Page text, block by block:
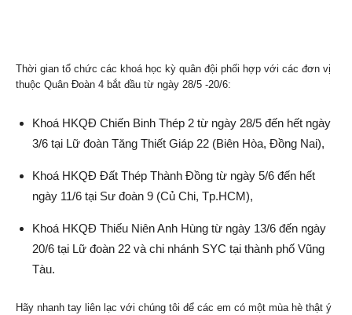
Thời gian tổ chức các khoá học kỳ quân đội phối hợp với các đơn vị
thuộc Quân Đoàn 4 bắt đầu từ ngày 28/5 -20/6:
Khoá HKQĐ Chiến Binh Thép 2 từ ngày 28/5 đến hết ngày
3/6 tại Lữ đoàn Tăng Thiết Giáp 22 (Biên Hòa, Đồng Nai),
Khoá HKQĐ Đất Thép Thành Đồng từ ngày 5/6 đến hết
ngày 11/6 tại Sư đoàn 9 (Củ Chi, Tp.HCM),
Khoá HKQĐ Thiếu Niên Anh Hùng từ ngày 13/6 đến ngày
20/6 tại Lữ đoàn 22 và chi nhánh SYC tại thành phố Vũng
Tàu.
Hãy nhanh tay liên lạc với chúng tôi để các em có một mùa hè thật ý